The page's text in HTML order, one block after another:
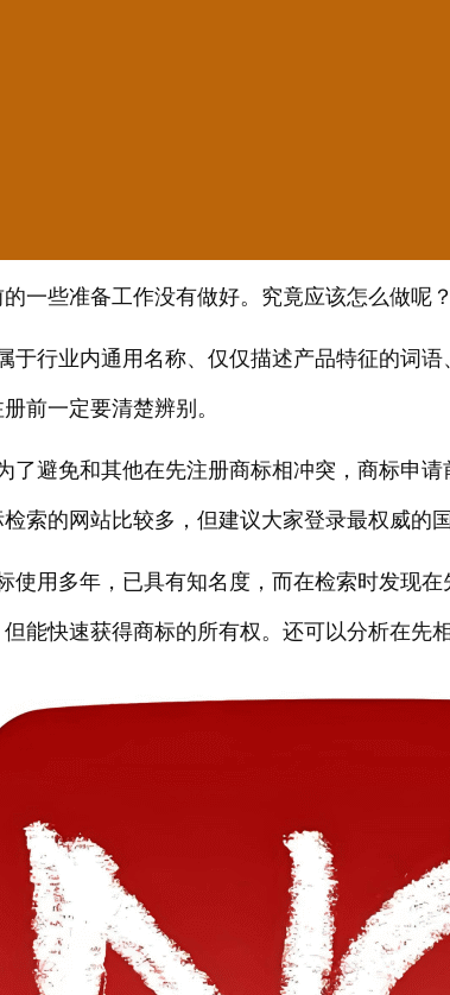
一些准备工作没有做好。究竟应该怎么做呢？
于行业内通用名称、仅仅描述产品特征的词
前一定要清楚辨别。
了避免和其他在先注册商标相冲突，商标申
索的网站比较多，但建议大家登录最权威的
使用多年，已具有知名度，而在检索时发现
能快速获得商标的所有权。还可以分析在先